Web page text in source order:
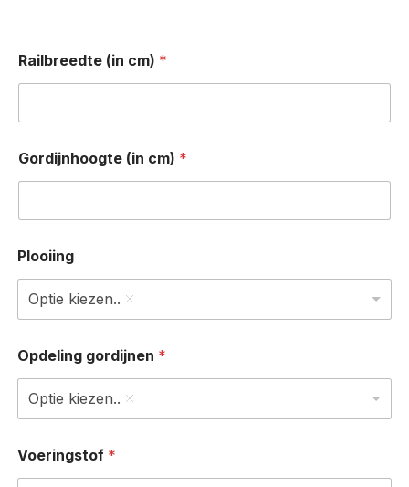
Railbreedte (in cm) *
Gordijnhoogte (in cm) *
Plooiing
Optie kiezen..
Opdeling gordijnen *
Optie kiezen..
Voeringstof *